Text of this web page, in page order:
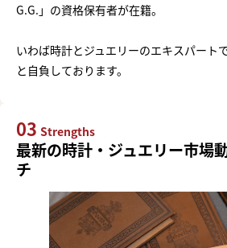
G.G.」の資格保有者が在籍。
いわば時計とジュエリーのエキスパート
と自負しております。
03 Strengths
最新の時計・ジュエリー市場
チ